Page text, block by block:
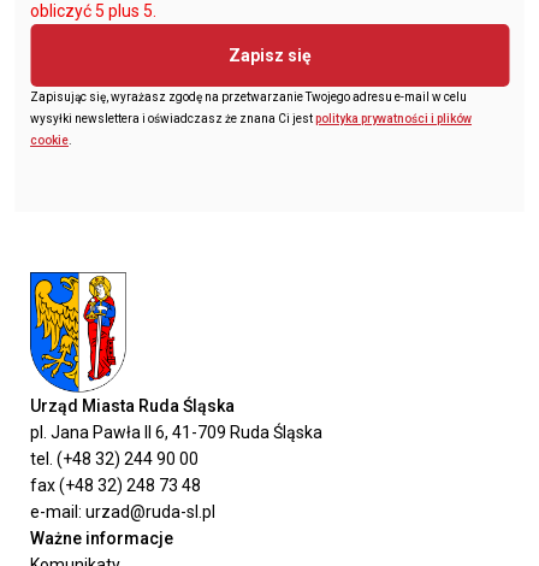
obliczyć 5 plus 5.
Zapisz się
Zapisując się, wyrażasz zgodę na przetwarzanie Twojego adresu e-mail w celu
wysyłki newslettera i oświadczasz że znana Ci jestpolityka prywatności i plików
cookie
Urząd Miasta Ruda Śląska
pl. Jana Pawła II 6, 41-709 Ruda Śląska
tel. (+48 32) 244 90 00
fax (+48 32) 248 73 48
e-mail: urzad@ruda-sl.pl
Ważne informacje